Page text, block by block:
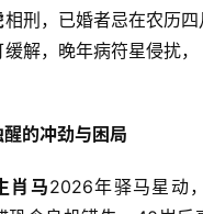
相刑，已婚者忌在农历
缓解，晚年病符星侵扰
的冲劲与困局
肖马2026年驿马星动